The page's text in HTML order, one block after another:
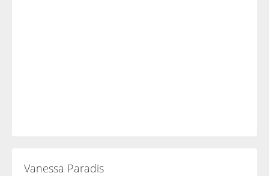
Vanessa Paradis